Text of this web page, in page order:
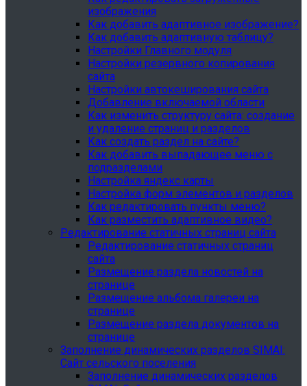
изображения
Как добавить адаптивное изображение?
Как добавить адаптивную таблицу?
Настройки Главного модуля
Настройки резервного копирования
сайта
Настройки автокеширования сайта
Добавление включаемой области
Как изменить структуру сайта: создание
и удаление страниц и разделов
Как создать раздел на сайте?
Как добавить выпадающее меню с
подразделами
Настройка яндекс карты
Настройка форм элементов и разделов
Как редактировать пункты меню?
Как разместить адаптивное видео?
Редактирование статичных страниц сайта
Редактирование статичных страниц
сайта
Размещение раздела новостей на
странице
Размещение альбома галереи на
странице
Размещение раздела документов на
странице
Заполнение динамических разделов SIMAI:
Сайт сельского поселения
Заполнение динамических разделов